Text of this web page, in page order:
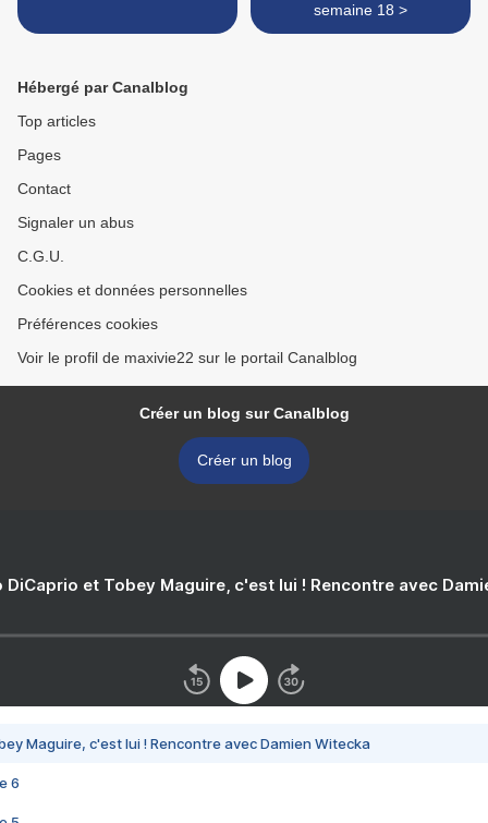
semaine 18 >
Hébergé par Canalblog
Top articles
Pages
Contact
Signaler un abus
C.G.U.
Cookies et données personnelles
Préférences cookies
Voir le profil de maxivie22 sur le portail Canalblog
Créer un blog sur Canalblog
Créer un blog
DiCaprio et Tobey Maguire, c'est lui ! Rencontre avec
Maguire, c'est lui ! Rencontre avec Damien Witecka
6